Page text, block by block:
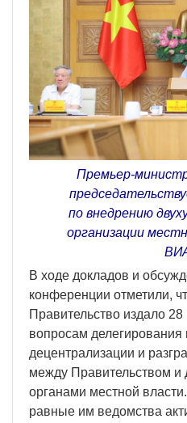
Премьер-
по внедрению
организации
В ходе докладов и
конференции отметили,
Правительство издало
вопросам делегирования
децентрализации и
между Правительством и
органами местной
равные им ведомства